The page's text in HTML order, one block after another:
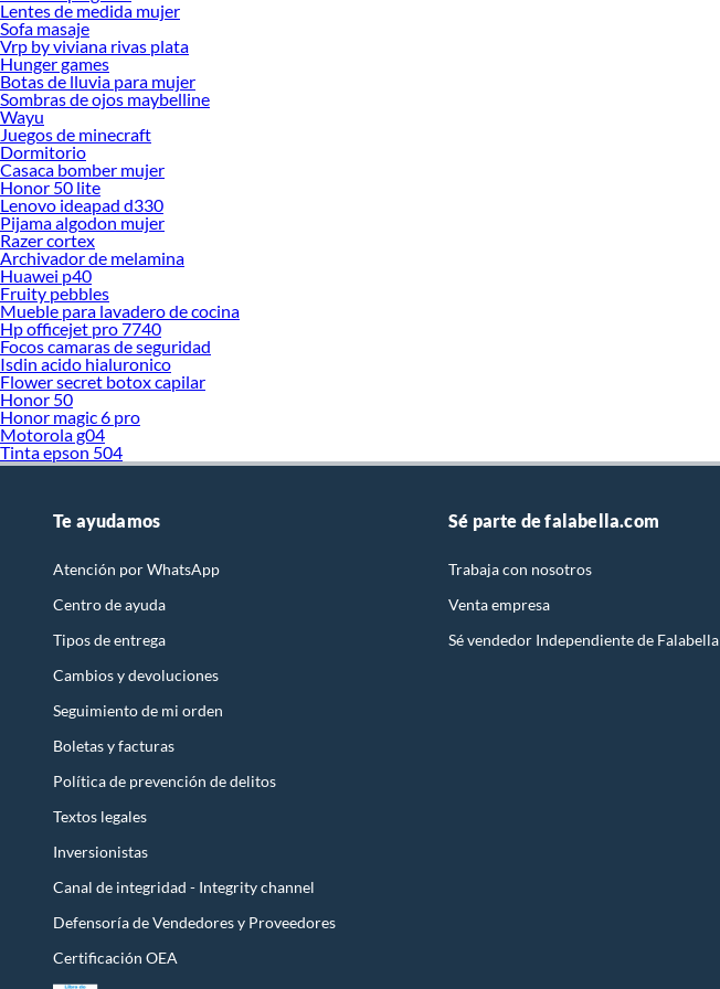
Lentes de medida mujer
Sofa masaje
Vrp by viviana rivas plata
Hunger games
Botas de lluvia para mujer
Sombras de ojos maybelline
Wayu
Juegos de minecraft
Dormitorio
Casaca bomber mujer
Honor 50 lite
Lenovo ideapad d330
Pijama algodon mujer
Razer cortex
Archivador de melamina
Huawei p40
Fruity pebbles
Mueble para lavadero de cocina
Hp officejet pro 7740
Focos camaras de seguridad
Isdin acido hialuronico
Flower secret botox capilar
Honor 50
Honor magic 6 pro
Motorola g04
Tinta epson 504
Te ayudamos
Atención por WhatsApp
Centro de ayuda
Tipos de entrega
Cambios y devoluciones
Seguimiento de mi orden
Boletas y facturas
Política de prevención de delitos
Textos legales
Inversionistas
Canal de integridad - Integrity channel
Defensoría de Vendedores y Proveedores
Certificación OEA
Sé parte de falabella.com
Trabaja con nosotros
Venta empresa
Sé vendedor Independiente de Falabella